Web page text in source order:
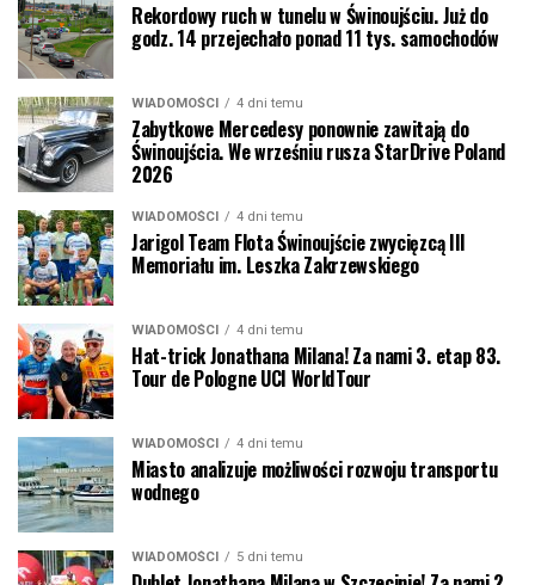
Rekordowy ruch w tunelu w Świnoujściu. Już do
godz. 14 przejechało ponad 11 tys. samochodów
WIADOMOŚCI 4 dni temu
Zabytkowe Mercedesy ponownie zawitają do
Świnoujścia. We wrześniu rusza StarDrive Poland
2026
WIADOMOŚCI 4 dni temu
Jarigol Team Flota Świnoujście zwycięzcą III
Memoriału im. Leszka Zakrzewskiego
WIADOMOŚCI 4 dni temu
Hat-trick Jonathana Milana! Za nami 3. etap 83.
Tour de Pologne UCI WorldTour
WIADOMOŚCI 4 dni temu
Miasto analizuje możliwości rozwoju transportu
wodnego
WIADOMOŚCI 5 dni temu